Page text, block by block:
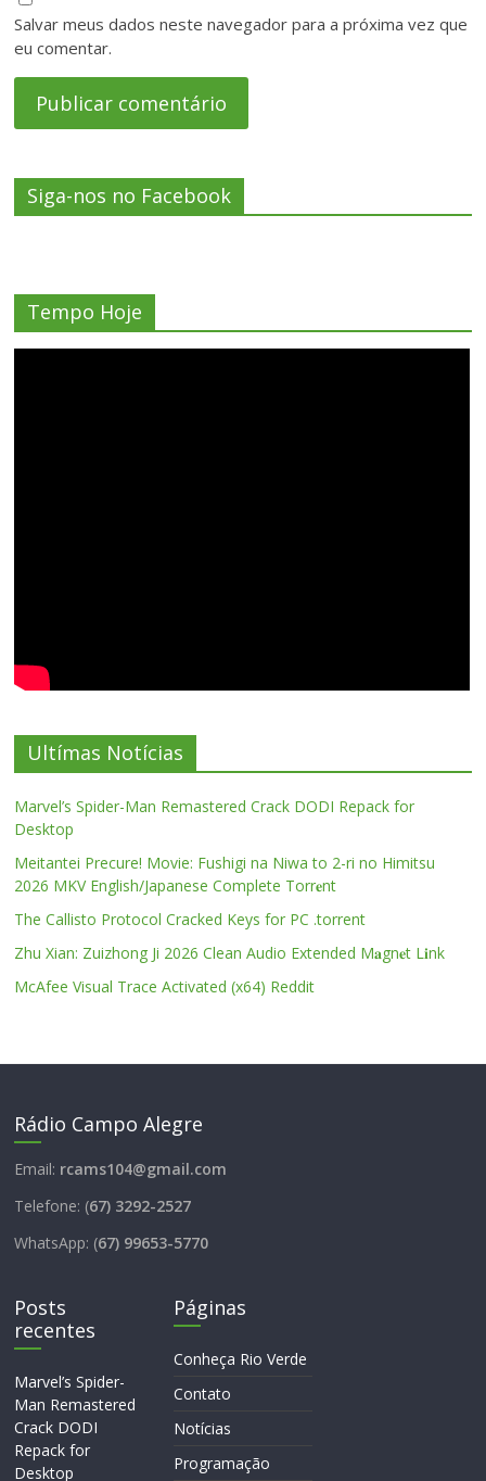
Salvar meus dados neste navegador para a próxima vez que
eu comentar.
Siga-nos no Facebook
Tempo Hoje
Ultímas Notícias
Marvel’s Spider-Man Remastered Crack DODI Repack for
Desktop
Meitantei Precure! Movie: Fushigi na Niwa to 2-ri no Himitsu
2026 MKV English/Japanese Complete Torr𝐞nt
The Callisto Protocol Cracked Keys for PC .torrent
Zhu Xian: Zuizhong Ji 2026 Clean Audio Extended M𝐚gn𝐞t L𝐢nk
McAfee Visual Trace Activated (x64) Reddit
Rádio Campo Alegre
Email: rcams104@gmail.com
Telefone: (67) 3292-2527
WhatsApp: (67) 99653-5770
Posts
recentes
Marvel’s Spider-
Man Remastered
Crack DODI
Repack for
Desktop
Páginas
Conheça Rio Verde
Contato
Notícias
Programação